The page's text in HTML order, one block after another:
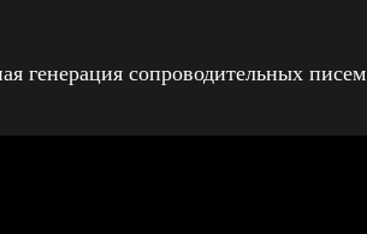
генерация сопроводительных писем